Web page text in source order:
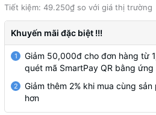
Tiết kiệm: 49.250₫ so với giá thị trường
Khuyến mãi đặc biệt !!!
1
Giảm 50,000đ cho đơn hàng từ
quét mã SmartPay QR bằng
2
Giảm thêm 2% khi mua cùng
hơn